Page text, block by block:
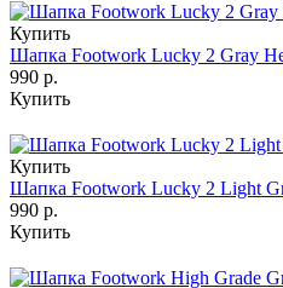
Купить
Шапка Footwork Lucky 2 Gray
990 р.
Купить
Купить
Шапка Footwork Lucky 2 Light
990 р.
Купить